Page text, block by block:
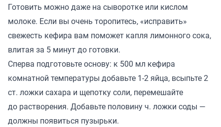
Готовить можно даже на сыворотке или кислом
молоке. Если вы очень торопитесь, «исправить»
свежесть кефира вам поможет капля лимонного сока,
влитая за 5 минут до готовки.
Сперва подготовьте основу: к 500 мл кефира
комнатной температуры добавьте 1-2 яйца, всыпьте 2
ст. ложки сахара и щепотку соли, перемешайте
до растворения. Добавьте половину ч. ложки соды —
должны появиться пузырьки.